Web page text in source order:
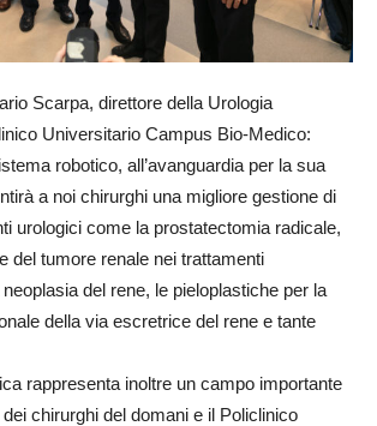
Scarpa, direttore della Urologia
Universitario Campus Bio-Medico:
robotico, all’avanguardia per la sua
a noi chirurghi una migliore gestione di
urologici come la prostatectomia radicale,
del tumore renale nei trattamenti
del rene, le pieloplastiche per la
della via escretrice del rene e tante
rappresenta inoltre un campo importante
chirurghi del domani e il Policlinico